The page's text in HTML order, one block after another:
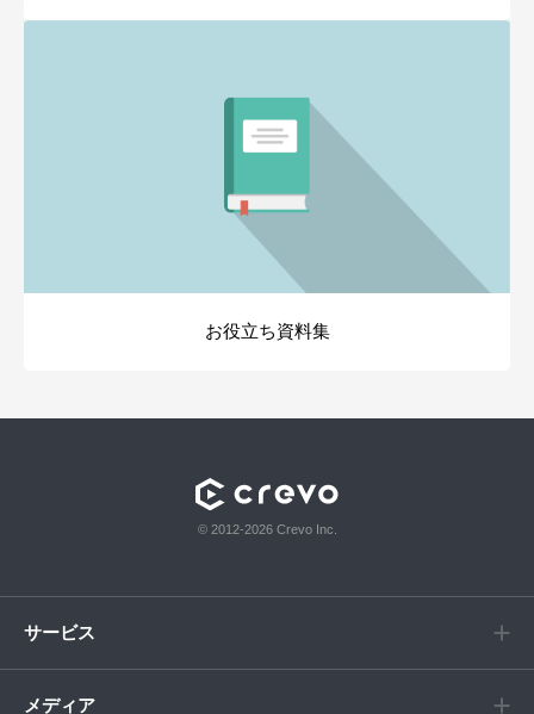
お役立ち資料集
© 2012-2026 Crevo Inc.
サービス
メディア